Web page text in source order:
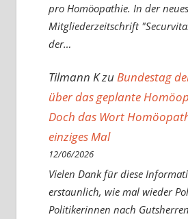
pro Homöopathie. In der
Mitgliederzeitschrift
der…
Tilmann KzuBundestag
über das geplante
Doch das Wort
einziges Mal
12/06/2026
Vielen Dank für diese
erstaunlich, wie mal wieder
Politikerinnen nach